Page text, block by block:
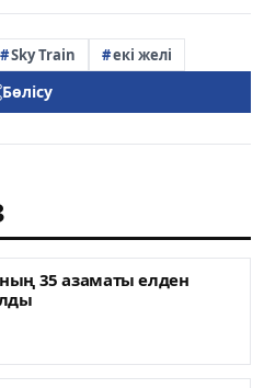
Sky Train екі желі
Бөлісу
35 азаматы елден